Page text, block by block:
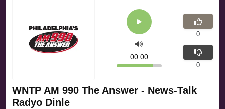
WNTP AM 990 The Answer - News-Talk
Radyo Dinle
00:00
0
0